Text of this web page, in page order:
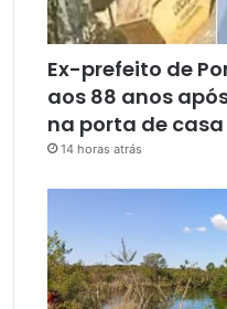
Ex-prefeito de
aos 88 anos
na porta de casa
14 horas atrás